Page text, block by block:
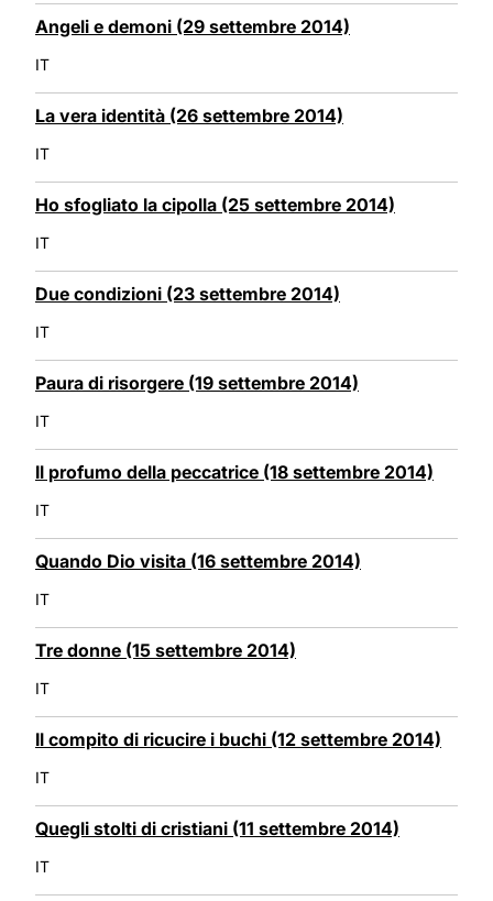
Angeli e demoni (29 settembre 2014)
IT
La vera identità (26 settembre 2014)
IT
Ho sfogliato la cipolla (25 settembre 2014)
IT
Due condizioni (23 settembre 2014)
IT
Paura di risorgere (19 settembre 2014)
IT
Il profumo della peccatrice (18 settembre 2014)
IT
Quando Dio visita (16 settembre 2014)
IT
Tre donne (15 settembre 2014)
IT
Il compito di ricucire i buchi (12 settembre 2014)
IT
Quegli stolti di cristiani (11 settembre 2014)
IT